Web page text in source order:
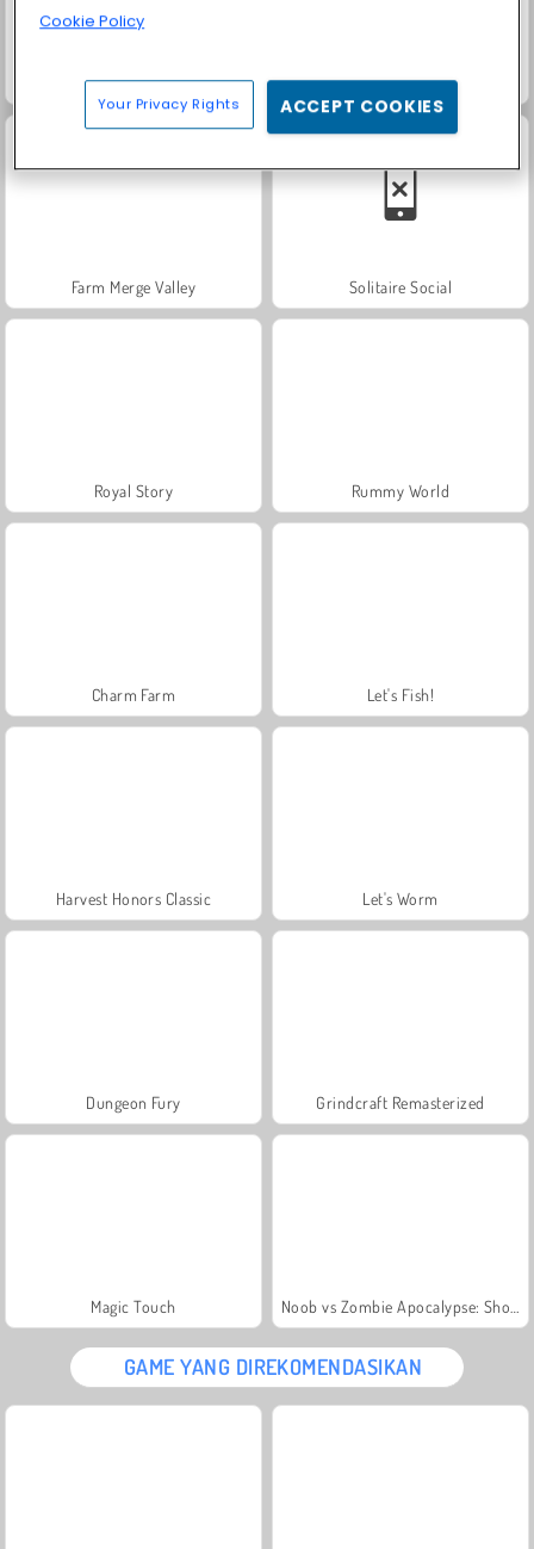
Heroes of Myths
Farm Merge Valley Solitaire Social
Royal Story Rummy World
Charm Farm Let's Fish!
Harvest Honors Classic Let's Worm
Dungeon Fury Grindcraft Remasterized
Magic Touch
GAME YANG DIREKOMENDASIKAN
Cookie Policy
Your Privacy Rights ACCEPT COOKIES